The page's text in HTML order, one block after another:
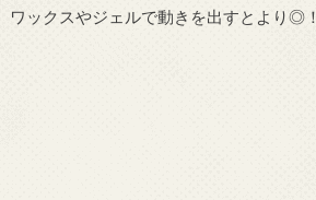
ワックスやジェルで動きを出すとより◎！